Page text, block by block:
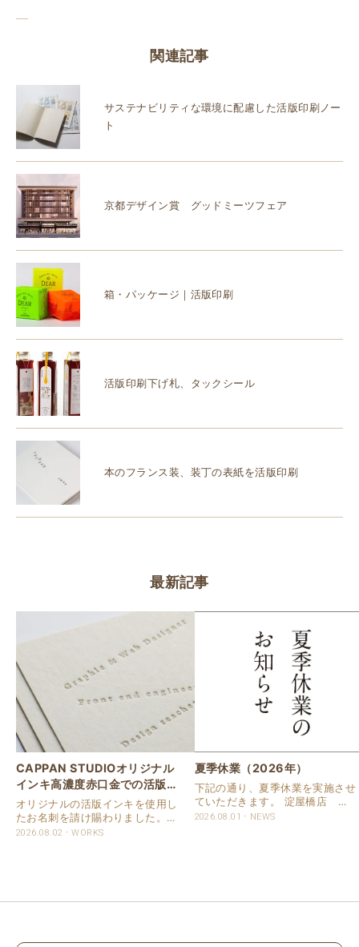
関連記事
サステナビリティな環境に配慮した活版印刷ノー
ト
京都デザイン賞 グッドミーツフェア
箱・パッケージ｜活版印刷
活版印刷下げ札、タックシール
本のフランス装、装丁の表紙を活版印刷
最新記事
CAPPAN STUDIOオリジナル
インキ高濃度赤口金での活版名
刺
オリジナルの活版インキを使用し
たお名刺を請け賜わりました。
用紙は新バフン紙Nのきぬを使用
2026.08.02 WORKS
夏季休業（2026年）
下記の通り、夏季休業を実施させ
ていただきます。 淀屋橋店 通
常営業いたします。 奈良店 8月
2026.08.01 NEWS